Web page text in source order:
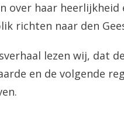
over haar
richten naar den
lezen wij, dat
en de volgende